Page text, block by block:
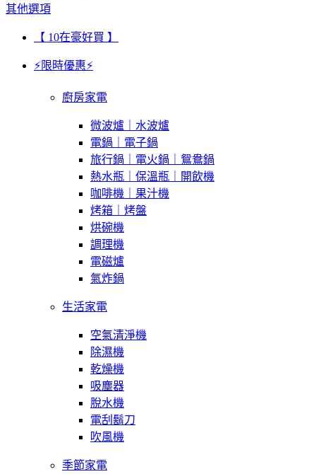
其他選項
【 10在豪好買 】
⚡限時優惠⚡
廚房家電
微波爐｜水波爐
電鍋｜電子鍋
旅行鍋｜電火鍋｜鴛鴦鍋
熱水瓶｜保溫瓶｜開飲機
咖啡機｜果汁機
烤箱｜烤盤
烘碗機
調理機
電磁爐
氣炸鍋
生活家電
空氣清淨機
除濕機
乾燥機
吸塵器
脫水機
電刮鬍刀
吹風機
季節家電